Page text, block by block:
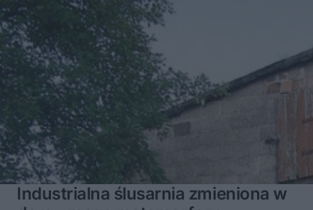
Industrialna ślusarnia zmieniona w